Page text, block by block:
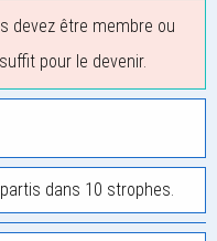
devez être membre ou
pour le devenir.
dans 10 strophes.